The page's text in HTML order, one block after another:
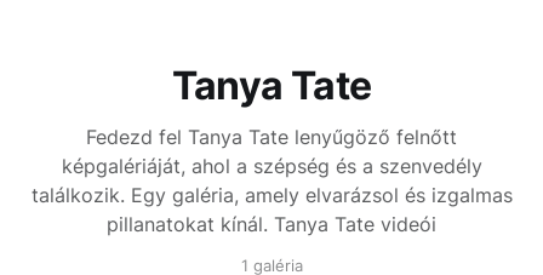
Tanya Tate
Fedezd fel Tanya Tate lenyűgöző felnőtt
képgalériáját, ahol a szépség és a szenvedély
találkozik. Egy galéria, amely elvarázsol és izgalmas
pillanatokat kínál. Tanya Tate videói
1 galéria